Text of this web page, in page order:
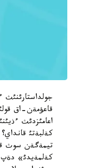
جولداستارئنئث
قاعؤمةن-اق
اعامئزدئث
كةلبةتئ
تيمةگةن سوث
كةلمةيدئ» دةپ